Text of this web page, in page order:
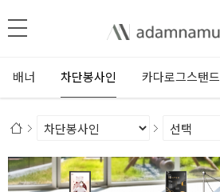
배너 차단봉사인 카다로그스탠드